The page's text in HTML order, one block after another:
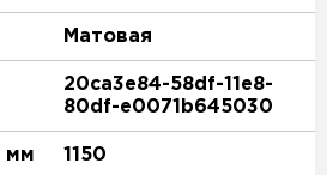
Матовая
20ca3e84-58df-11e8-
80df-e0071b645030
мм 1150